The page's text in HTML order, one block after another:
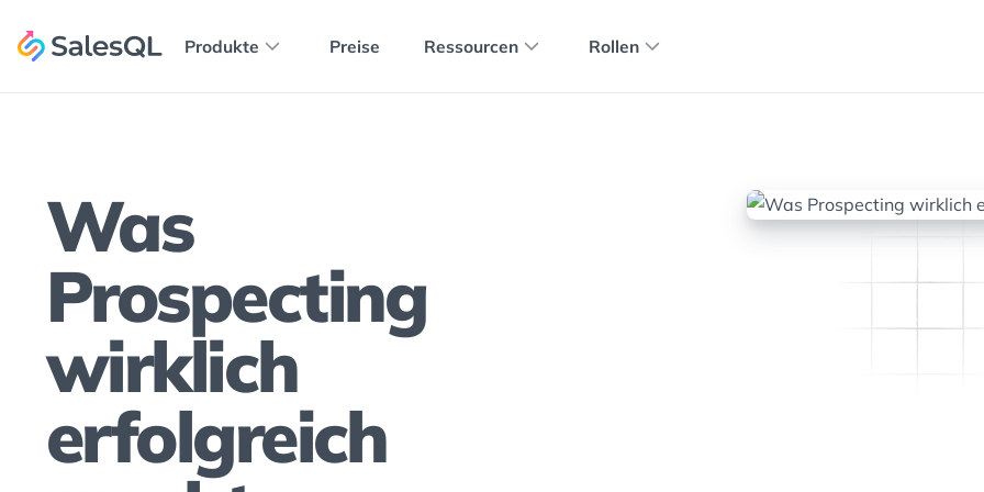
Produkte Preise Ressourcen Rollen
Was
Prospecting
wirklich
erfolgreich